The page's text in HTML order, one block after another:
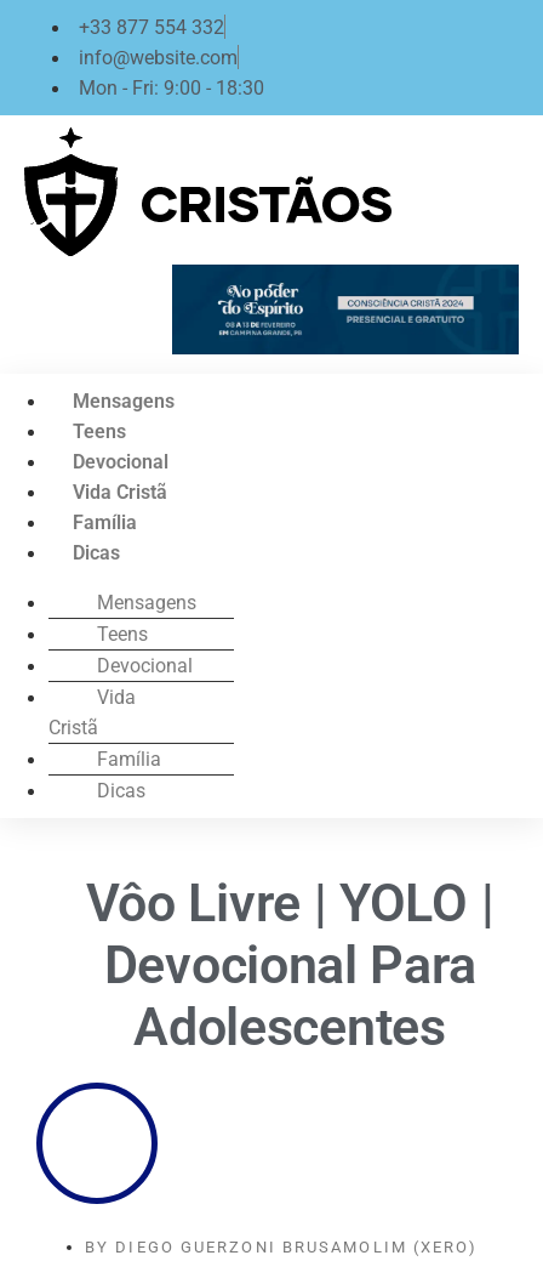
conteúdo
+33 877 554 332
info@website.com
Mon - Fri: 9:00 - 18:30
Mensagens
Teens
Devocional
Vida Cristã
Família
Dicas
Mensagens
Teens
Devocional
Vida
Cristã
Família
Dicas
Vôo Livre | YOLO |
Devocional Para
Adolescentes
BY DIEGO GUERZONI BRUSAMOLIM (XERO)